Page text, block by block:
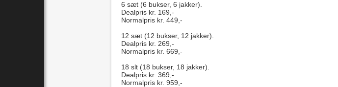
6 sæt (6 bukser, 6 jakker).
Dealpris kr. 169,-
Normalpris kr. 449,-
12 sæt (12 bukser, 12 jakker).
Dealpris kr. 269,-
Normalpris kr. 669,-
18 slt (18 bukser, 18 jakker).
Dealpris kr. 369,-
Normalpris kr. 959,-